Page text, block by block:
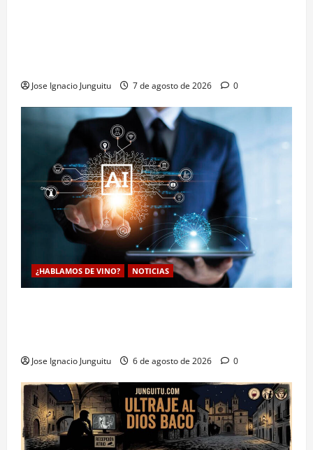
Jose Ignacio Junguitu 7 de agosto de 2026 0
¿HABLAMOS DE VINO? NOTICIAS
Jose Ignacio Junguitu 6 de agosto de 2026 0